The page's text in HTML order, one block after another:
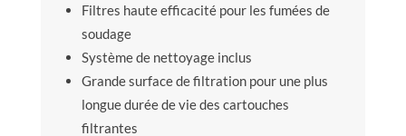
Filtres haute efficacité pour les fumées de
soudage
Système de nettoyage inclus
Grande surface de filtration pour une plus
longue durée de vie des cartouches
filtrantes